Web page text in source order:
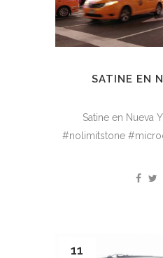
SATINE EN
Satine en Nueva
#nolimitstone
11